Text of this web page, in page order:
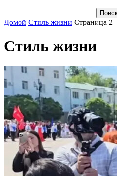
Домой Стиль жизни Страница 2
Стиль жизни